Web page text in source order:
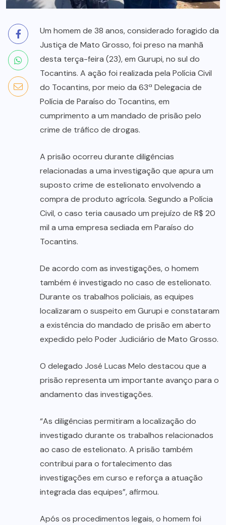
Um homem de 38 anos, considerado foragido da
Justiça de Mato Grosso, foi preso na manhã
desta terça-feira (23), em Gurupi, no sul do
Tocantins. A ação foi realizada pela Polícia Civil
do Tocantins, por meio da 63ª Delegacia de
Polícia de Paraíso do Tocantins, em
cumprimento a um mandado de prisão pelo
crime de tráfico de drogas.
A prisão ocorreu durante diligências
relacionadas a uma investigação que apura um
suposto crime de estelionato envolvendo a
compra de produto agrícola. Segundo a Polícia
Civil, o caso teria causado um prejuízo de R$ 20
mil a uma empresa sediada em Paraíso do
Tocantins.
De acordo com as investigações, o homem
também é investigado no caso de estelionato.
Durante os trabalhos policiais, as equipes
localizaram o suspeito em Gurupi e constataram
a existência do mandado de prisão em aberto
expedido pelo Poder Judiciário de Mato Grosso.
O delegado José Lucas Melo destacou que a
prisão representa um importante avanço para o
andamento das investigações.
“As diligências permitiram a localização do
investigado durante os trabalhos relacionados
ao caso de estelionato. A prisão também
contribui para o fortalecimento das
investigações em curso e reforça a atuação
integrada das equipes”, afirmou.
Após os procedimentos legais, o homem foi